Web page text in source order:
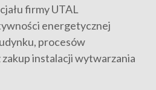
firmy UTAL
energetycznej
procesów
instalacji wytwarzania